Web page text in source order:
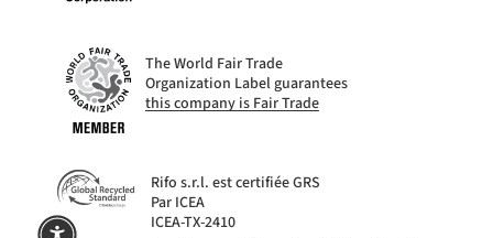
The World Fair Trade
Organization Label guarantees
this company is Fair Trade
Rifo s.r.l. est certifiée GRS
Par ICEA
ICEA-TX-2410